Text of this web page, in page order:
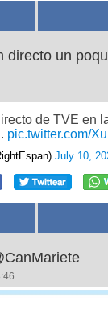
directo un
de TVE en
pic.twitter.com/
July 10,